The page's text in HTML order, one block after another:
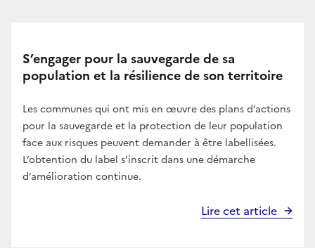
S’engager pour la sauvegarde de sa
population et la résilience de son territoire
Les communes qui ont mis en œuvre des plans d’actions
pour la sauvegarde et la protection de leur population
face aux risques peuvent demander à être labellisées.
L’obtention du label s’inscrit dans une démarche
d’amélioration continue.
Lire cet article